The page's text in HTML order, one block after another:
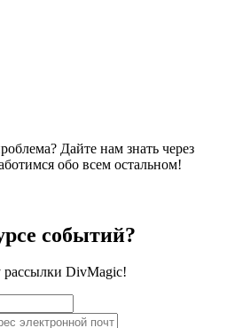
Дайте нам знать через
обо всем остальном!
событий?
рассылки DivMagic!